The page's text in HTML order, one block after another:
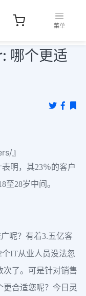
菜单
哪个更适
』
明，其23％的客户
至28岁中间。
呢？有着3.五亿客
个IT从业人员没法忽
次了。可是针对销售
更合适您呢？今日灵